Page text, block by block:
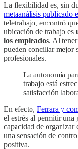
La flexibilidad es, sin
metaanálisis publicado
teletrabajo, encontró
ubicación de trabajo es
los empleados. Al
pueden conciliar mejor
profesionales.
La autonomía
trabajo está
satisfacción
En efecto, Ferrara y
el estrés al permitir una
capacidad de organizar
una sensación de
positiva.